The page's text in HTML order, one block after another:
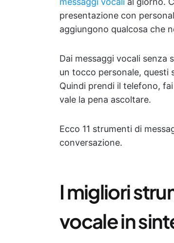
presentazione con
aggiungono qualcosa che
Dai messaggi vocali senza
un tocco personale, questi
Quindi prendi il telefono,
vale la pena ascoltare.
Ecco 11 strumenti di
conversazione.
I migliori
vocale in